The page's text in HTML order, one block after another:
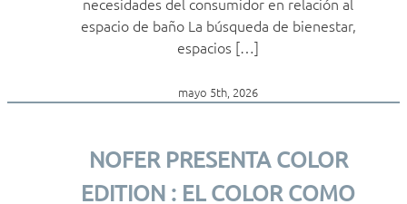
espacio de baño La búsqueda de bienestar,
espacios […]
mayo 5th, 2026
NOFER PRESENTA COLOR
EDITION : EL COLOR COMO